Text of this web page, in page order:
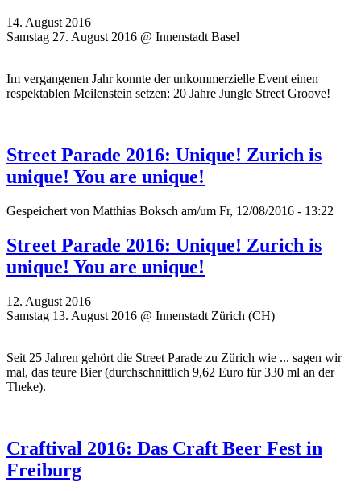
14. August 2016
Samstag 27. August 2016 @ Innenstadt Basel
Im vergangenen Jahr konnte der unkommerzielle Event einen
respektablen Meilenstein setzen: 20 Jahre Jungle Street Groove!
Street Parade 2016: Unique! Zurich is
unique! You are unique!
Gespeichert von Matthias Boksch am/um Fr, 12/08/2016 - 13:22
Street Parade 2016: Unique! Zurich is
unique! You are unique!
12. August 2016
Samstag 13. August 2016 @ Innenstadt Zürich (CH)
Seit 25 Jahren gehört die Street Parade zu Zürich wie ... sagen wir
mal, das teure Bier (durchschnittlich 9,62 Euro für 330 ml an der
Theke).
Craftival 2016: Das Craft Beer Fest in
Freiburg